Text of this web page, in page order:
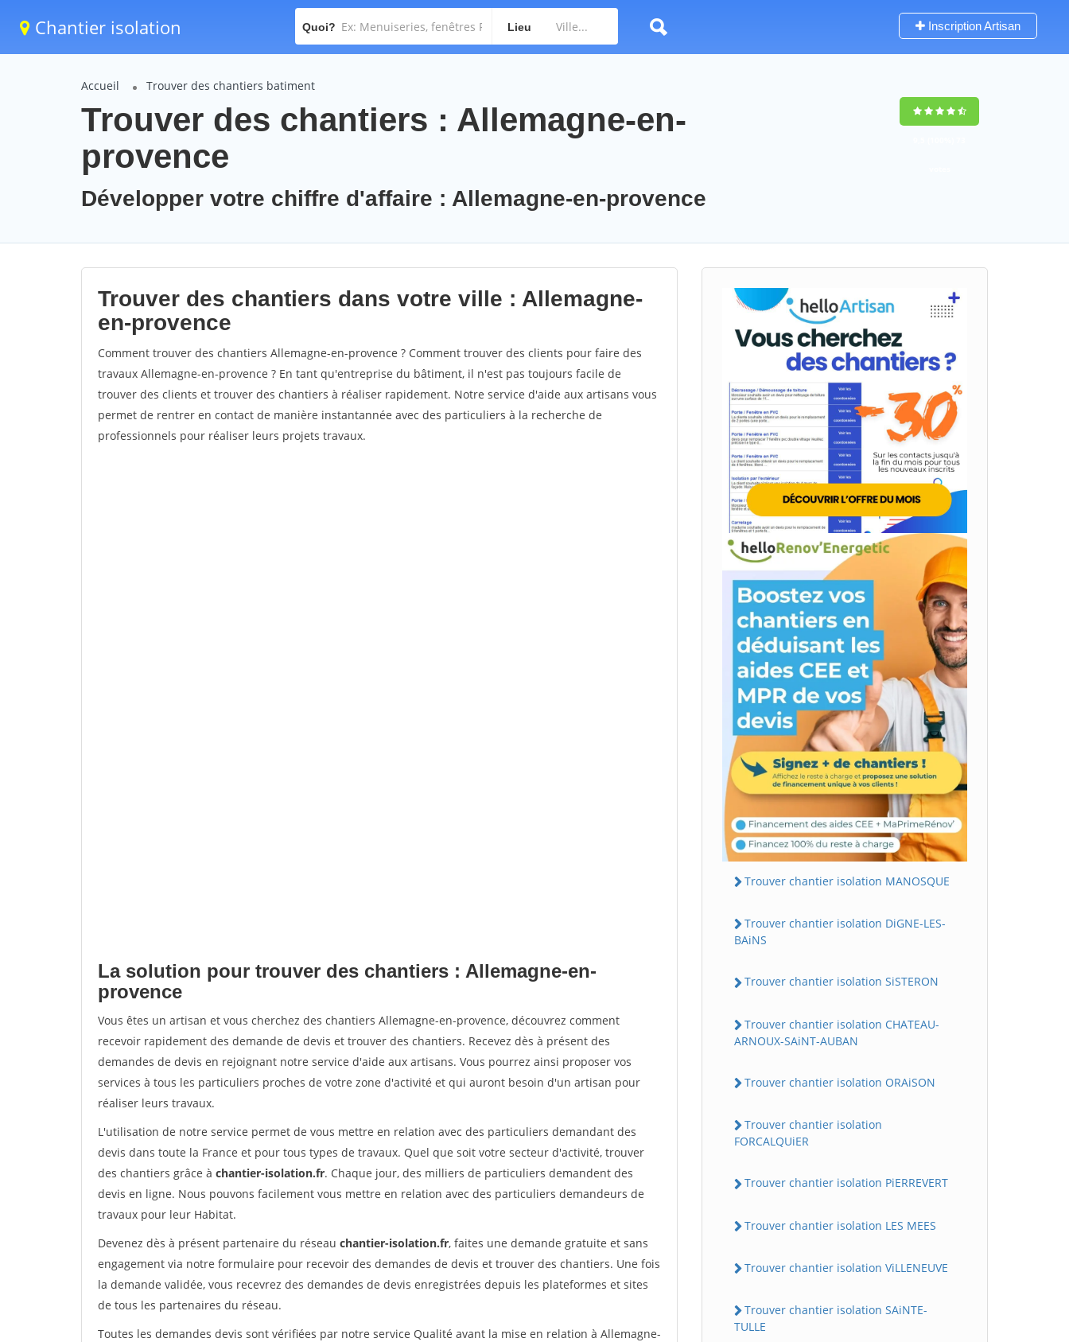
Chantier isolation Quoi? Lieu Inscription Artisan
Accueil Trouver des chantiers batiment
Trouver des chantiers : Allemagne-en-
provence
Développer votre chiffre d'affaire : Allemagne-en-provence
Trouver des chantiers dans votre ville : Allemagne-
en-provence
Comment trouver des chantiers Allemagne-en-provence ? Comment trouver des clients pour faire des
travaux Allemagne-en-provence ? En tant qu'entreprise du bâtiment, il n'est pas toujours facile de
trouver des clients et trouver des chantiers à réaliser rapidement. Notre service d'aide aux artisans vous
permet de rentrer en contact de manière instantannée avec des particuliers à la recherche de
professionnels pour réaliser leurs projets travaux.
La solution pour trouver des chantiers : Allemagne-en-
provence
Vous êtes un artisan et vous cherchez des chantiers Allemagne-en-provence, découvrez comment
recevoir rapidement des demande de devis et trouver des chantiers. Recevez dès à présent des
demandes de devis en rejoignant notre service d'aide aux artisans. Vous pourrez ainsi proposer vos
services à tous les particuliers proches de votre zone d'activité et qui auront besoin d'un artisan pour
réaliser leurs travaux.
L'utilisation de notre service permet de vous mettre en relation avec des particuliers demandant des
devis dans toute la France et pour tous types de travaux. Quel que soit votre secteur d'activité, trouver
des chantiers grâce à chantier-isolation.fr. Chaque jour, des milliers de particuliers demandent des
devis en ligne. Nous pouvons facilement vous mettre en relation avec des particuliers demandeurs de
travaux pour leur Habitat.
Devenez dès à présent partenaire du réseau chantier-isolation.fr, faites une demande gratuite et sans
engagement via notre formulaire pour recevoir des demandes de devis et trouver des chantiers. Une fois
la demande validée, vous recevrez des demandes de devis enregistrées depuis les plateformes et sites
de tous les partenaires du réseau.
Toutes les demandes devis sont vérifiées par notre service Qualité avant la mise en relation à Allemagne-
Trouver chantier isolation MANOSQUE
Trouver chantier isolation DiGNE-LES-
BAiNS
Trouver chantier isolation SiSTERON
Trouver chantier isolation CHATEAU-
ARNOUX-SAiNT-AUBAN
Trouver chantier isolation ORAiSON
Trouver chantier isolation
FORCALQUiER
Trouver chantier isolation PiERREVERT
Trouver chantier isolation LES MEES
Trouver chantier isolation ViLLENEUVE
Trouver chantier isolation SAiNTE-
TULLE